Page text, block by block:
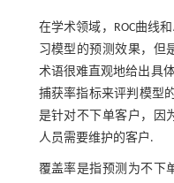
在学术领域，ROC曲线
习模型的预测效果，但
术语很难直观地给出具
捕获率指标来评判模型
是针对不下单客户，因
人员需要维护的客户.
覆盖率是指预测为不下